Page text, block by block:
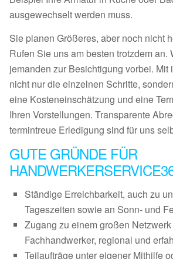
ausgewechselt werden muss.
Sie planen Größeres, aber noch nicht
Rufen Sie uns am besten trotzdem an.
jemanden zur Besichtigung vorbei. Mit
nicht nur die einzelnen Schritte,
eine Kosteneinschätzung und eine
Ihren Vorstellungen. Transparente
termintreue Erledigung sind für uns
GUTE GRÜNDE FÜR
Ständige Erreichbarkeit, auch zu
Tageszeiten sowie an Sonn- und
Zugang zu einem großen
Fachhandwerker, regional und
Teilaufträge unter eigener Mithilfe